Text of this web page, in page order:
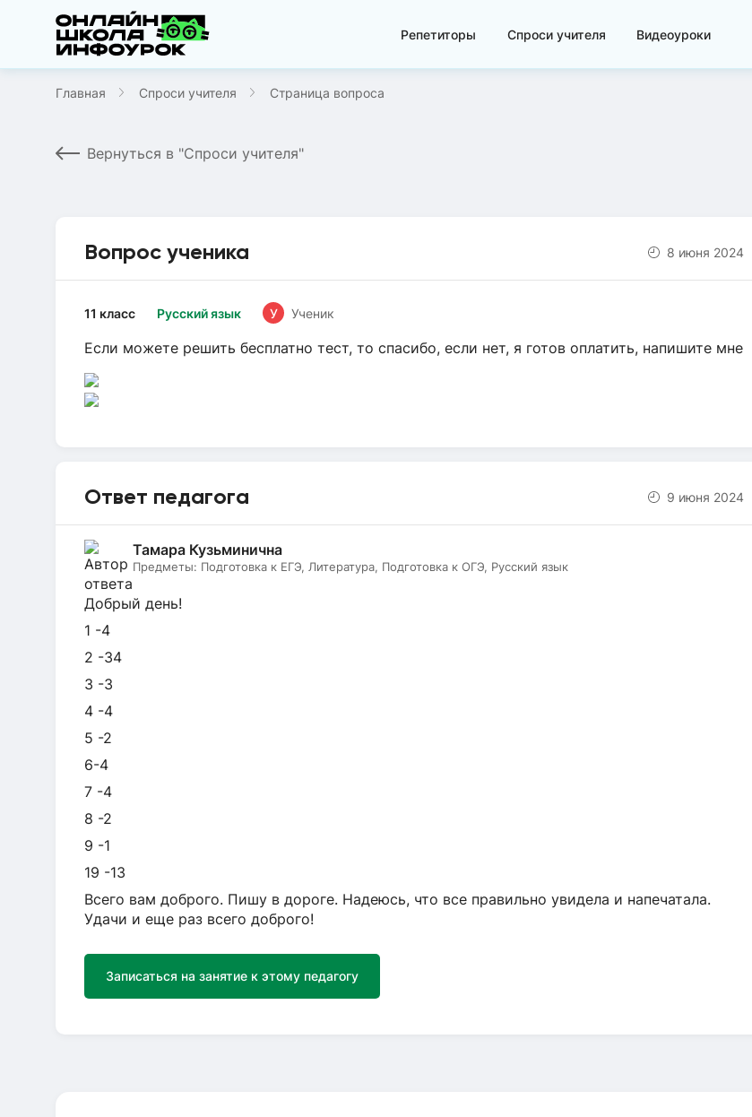
Репетиторы Спроси учителя Видеоуроки
Главная Спроси учителя Страница вопроса
Вернуться в "Спроси учителя"
Вопрос ученика 8 июня 2024
Русский язык
11 класс У Ученик
Если можете решить бесплатно тест, то спасибо, если нет, я готов оплатить, напишите мне
Ответ педагога 9 июня 2024
Тамара Кузьминична
Предметы: Подготовка к ЕГЭ, Литература, Подготовка к ОГЭ, Русский язык
Добрый день!
1 -4
2 -34
3 -3
4 -4
5 -2
6-4
7 -4
8 -2
9 -1
19 -13
Всего вам доброго. Пишу в дороге. Надеюсь, что все правильно увидела и напечатала.
Удачи и еще раз всего доброго!
Записаться на занятие к этому педагогу